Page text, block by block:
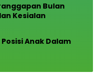
Bulan
Kesialan
Anak Dalam